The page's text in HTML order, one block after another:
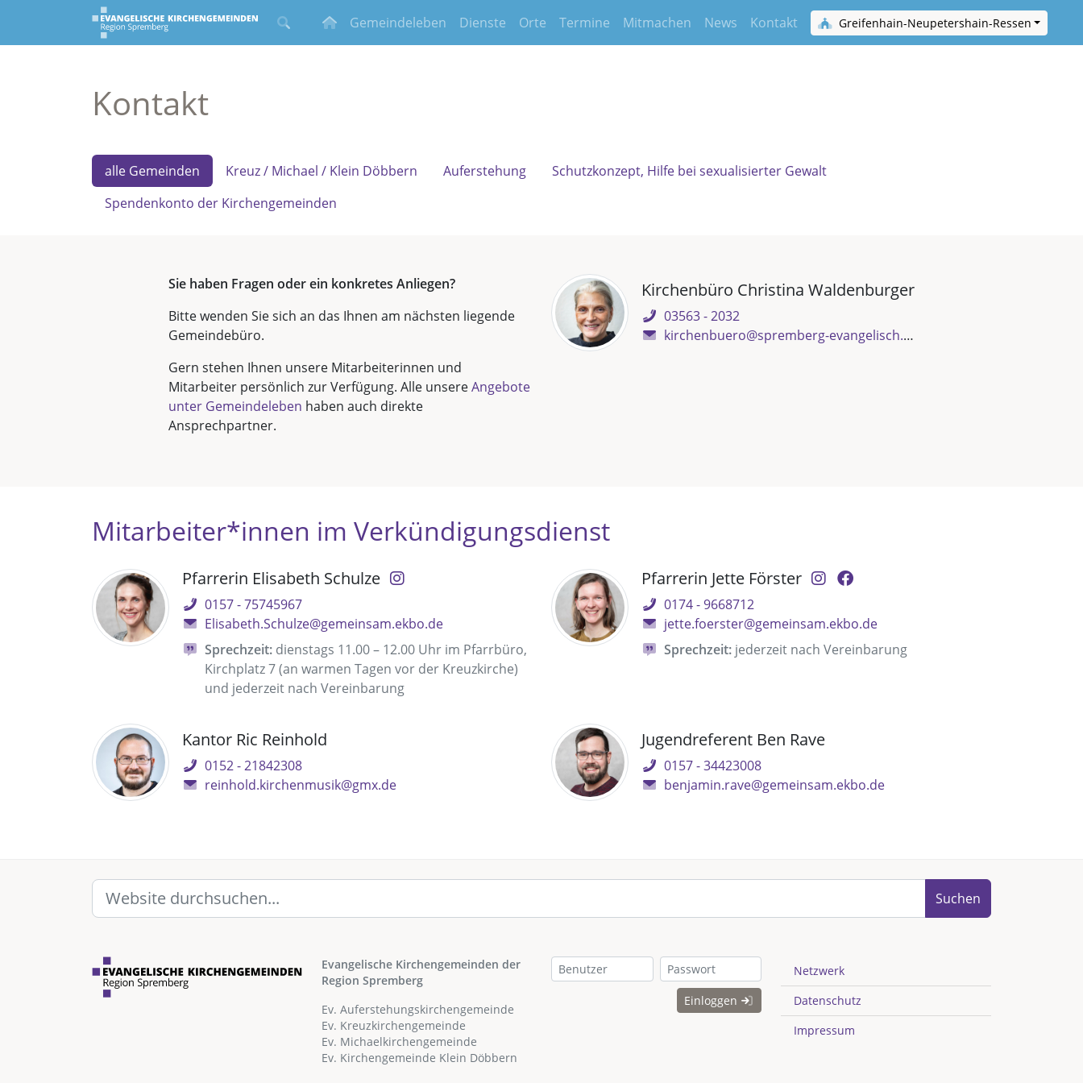
Gemeindeleben Dienste Orte Termine Mitmachen News Kontakt Greifenhain-Neupetershain-Ressen
Kontakt
alle Gemeinden Kreuz / Michael / Klein Döbbern Auferstehung
Schutzkonzept, Hilfe bei sexualisierter Gewalt
Spendenkonto der Kirchengemeinden
Sie haben Fragen oder ein konkretes Anliegen?
Bitte wenden Sie sich an das Ihnen am nächsten liegende
Gemeindebüro.
Gern stehen Ihnen unsere Mitarbeiterinnen und
Mitarbeiter persönlich zur Verfügung. Alle unsereAngebote
unter Gemeindeleben haben auch direkte
Ansprechpartner.
Kirchenbüro Christina Waldenburger
03563 - 2032
kirchenbuero@spremberg-evangelisch.de
Mitarbeiter*innen im Verkündigungsdienst
Pfarrerin Elisabeth Schulze
0157 - 75745967
Elisabeth.Schulze@gemeinsam.ekbo.de
Sprechzeit: dienstags 11.00 – 12.00 Uhr im Pfarrbüro,
Kirchplatz 7 (an warmen Tagen vor der Kreuzkirche)
und jederzeit nach Vereinbarung
Pfarrerin Jette Förster
0174 - 9668712
jette.foerster@gemeinsam.ekbo.de
Sprechzeit: jederzeit nach Vereinbarung
Kantor Ric Reinhold
0152 - 21842308
reinhold.kirchenmusik@gmx.de
Jugendreferent Ben Rave
0157 - 34423008
benjamin.rave@gemeinsam.ekbo.de
Suchen
Evangelische Kirchengemeinden der
Region Spremberg
Ev. Auferstehungskirchengemeinde
Ev. Kreuzkirchengemeinde
Ev. Michaelkirchengemeinde
Ev. Kirchengemeinde Klein Döbbern
Einloggen
Netzwerk
Datenschutz
Impressum